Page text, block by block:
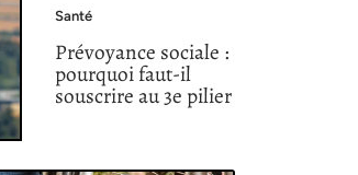
Santé
Prévoyance sociale :
pourquoi faut-il
souscrire au 3e pilier